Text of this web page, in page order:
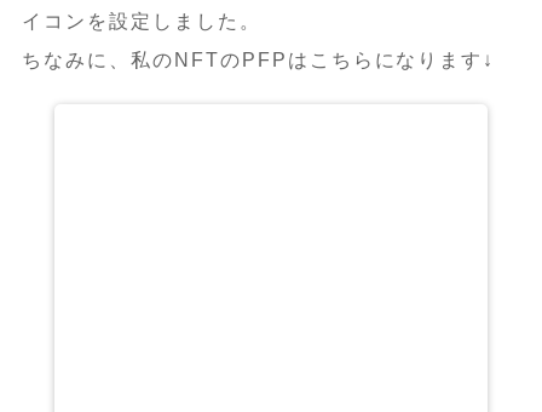
イコンを設定しました。
ちなみに、私のNFTのPFPはこちらになります↓